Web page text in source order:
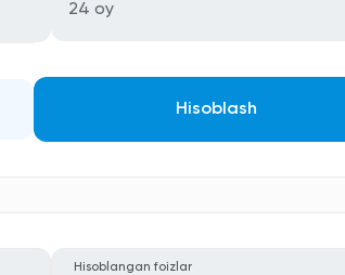
24 oy
Hisoblash
Hisoblangan foizlar